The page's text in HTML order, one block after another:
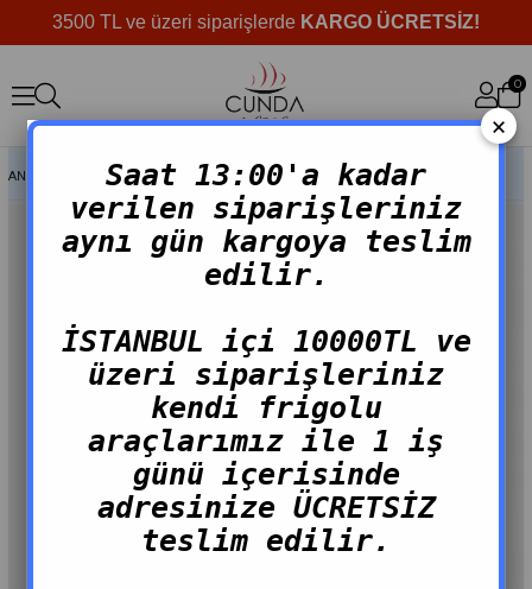
3500 TL ve üzeri siparişlerde KARGO ÜCRETSİZ!
0
ANASAYFA > MARINE ÜRÜNLER > USKUMRU ÇIROZ MARINE
×
Saat 13:00'a kadar
verilen siparişleriniz
aynı gün kargoya teslim
edilir.
İSTANBUL içi 10000TL ve
üzeri siparişleriniz
kendi frigolu
araçlarımız ile 1 iş
günü içerisinde
adresinize ÜCRETSİZ
teslim edilir.